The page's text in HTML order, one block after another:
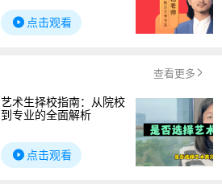
点击观看
查看更多
艺术生择校指南：从院校
到专业的全面解析
点击观看